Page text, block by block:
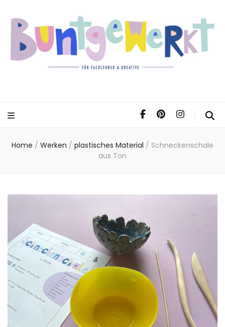
Home / Werken / plastisches Material / Schneckenschale
aus Ton